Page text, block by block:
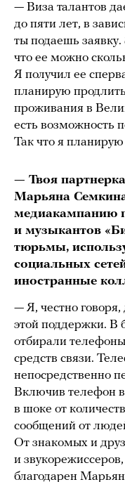
— Виза талантов
до пяти лет, в
ты подаешь
что ее можно
Я получил ее
планирую
проживания в
есть возможность
Так что я
— Твоя
Марьяна
медиакампанию
и музыкантов
тюрьмы,
социальных
иностранные
— Я, честно
этой поддержки. В
отбирали
средств связи.
непосредственно
Включив телефон
в шоке от
сообщений от
От знакомых и
и
благодарен